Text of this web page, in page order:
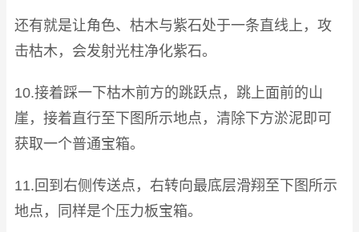
还有就是让角色、枯木与紫石处于一条直线上，攻
击枯木，会发射光柱净化紫石。
10.接着踩一下枯木前方的跳跃点，跳上面前的山
崖，接着直行至下图所示地点，清除下方淤泥即可
获取一个普通宝箱。
11.回到右侧传送点，右转向最底层滑翔至下图所示
地点，同样是个压力板宝箱。